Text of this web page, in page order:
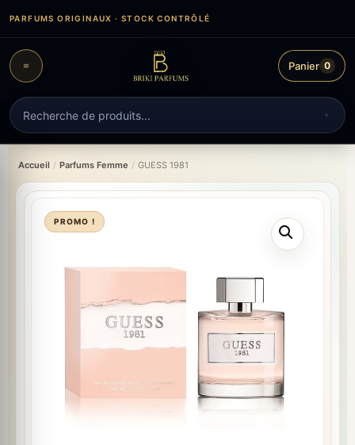
contenu
PARFUMS ORIGINAUX · STOCK CONTRÔLÉ
Recherche
de
produits
Panier 0
Accueil / Parfums Femme / GUESS 1981
PROMO !